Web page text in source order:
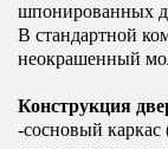
шпонированных
В стандартной
неокрашенный
Конструкция
-сосновый